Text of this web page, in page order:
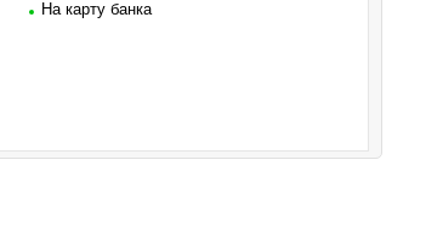
На карту банка